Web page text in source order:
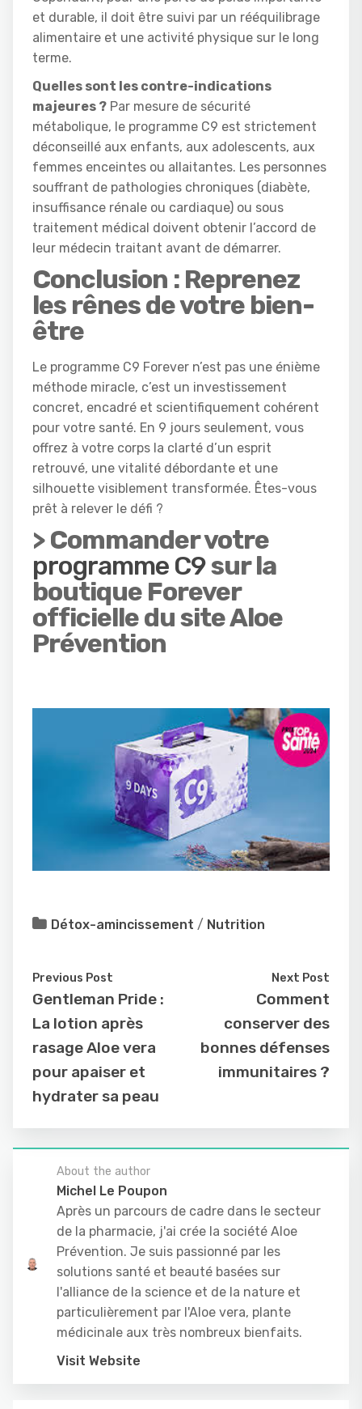
et durable, il doit être suivi par un rééquilibrage
alimentaire et une activité physique sur le long
terme.
Quelles sont les contre-indications
majeures ? Par mesure de sécurité
métabolique, le programme C9 est strictement
déconseillé aux enfants, aux adolescents, aux
femmes enceintes ou allaitantes. Les personnes
souffrant de pathologies chroniques (diabète,
insuffisance rénale ou cardiaque) ou sous
traitement médical doivent obtenir l’accord de
leur médecin traitant avant de démarrer.
Conclusion : Reprenez
les rênes de votre bien-
être
Le programme C9 Forever n’est pas une énième
méthode miracle, c’est un investissement
concret, encadré et scientifiquement cohérent
pour votre santé. En 9 jours seulement, vous
offrez à votre corps la clarté d’un esprit
retrouvé, une vitalité débordante et une
silhouette visiblement transformée. Êtes-vous
prêt à relever le défi ?
> Commander votre
programme C9sur la
boutique Forever
officielledu site Aloe
Prévention
Détox-amincissement / Nutrition
Previous Post
Gentleman Pride :
La lotion après
rasage Aloe vera
pour apaiser et
hydrater sa peau
Next Post
Comment
conserver des
bonnes défenses
immunitaires ?
About the author
Michel Le Poupon
Après un parcours de cadre dans le secteur
de la pharmacie, j'ai crée la société Aloe
Prévention. Je suis passionné par les
solutions santé et beauté basées sur
l'alliance de la science et de la nature et
particulièrement par l'Aloe vera, plante
médicinale aux très nombreux bienfaits.
Visit Website